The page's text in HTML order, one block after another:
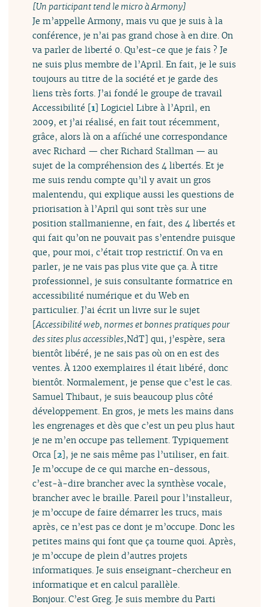
[Un participant tend le micro à Armony]
Je m’appelle Armony, mais vu que je suis à la
conférence, je n’ai pas grand chose à en dire. On
va parler de liberté 0. Qu’est-ce que je fais ? Je
ne suis plus membre de l’April. En fait, je le suis
toujours au titre de la société et je garde des
liens très forts. J’ai fondé le groupe de travail
Accessibilité [1] Logiciel Libre à l’April, en
2009, et j’ai réalisé, en fait tout récemment,
grâce, alors là on a affiché une correspondance
avec Richard — cher Richard Stallman — au
sujet de la compréhension des 4 libertés. Et je
me suis rendu compte qu’il y avait un gros
malentendu, qui explique aussi les questions de
priorisation à l’April qui sont très sur une
position stallmanienne, en fait, des 4 libertés et
qui fait qu’on ne pouvait pas s’entendre puisque
que, pour moi, c’était trop restrictif. On va en
parler, je ne vais pas plus vite que ça. À titre
professionnel, je suis consultante formatrice en
accessibilité numérique et du Web en
particulier. J’ai écrit un livre sur le sujet
[Accessibilité web, normes et bonnes pratiques pour
des sites plus accessibles,NdT] qui, j’espère, sera
bientôt libéré, je ne sais pas où on en est des
ventes. À 1200 exemplaires il était libéré, donc
bientôt. Normalement, je pense que c’est le cas.
Samuel Thibaut, je suis beaucoup plus côté
développement. En gros, je mets les mains dans
les engrenages et dès que c’est un peu plus haut
je ne m’en occupe pas tellement. Typiquement
Orca [2], je ne sais même pas l’utiliser, en fait.
Je m’occupe de ce qui marche en-dessous,
c’est-à-dire brancher avec la synthèse vocale,
brancher avec le braille. Pareil pour l’installeur,
je m’occupe de faire démarrer les trucs, mais
après, ce n’est pas ce dont je m’occupe. Donc les
petites mains qui font que ça tourne quoi. Après,
je m’occupe de plein d’autres projets
informatiques. Je suis enseignant-chercheur en
informatique et en calcul parallèle.
Bonjour. C’est Greg. Je suis membre du Parti